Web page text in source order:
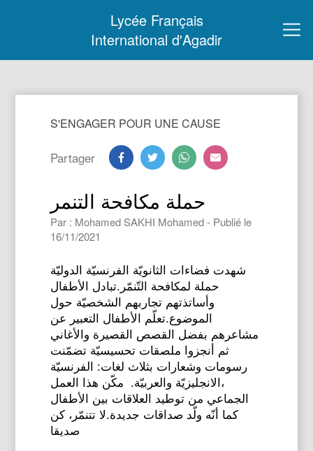
Lycée Français
International d'Agadir
S'ENGAGER POUR UNE CAUSE
Partager
حملة مكافحة التنمر
Par : Mohamed SAKHI Mohamed - Publié le
16/11/2021
شهدت فضاءات الثانويّة الفرنسيّة الدوليّة
حملة لمكافحة التّنمّر.تبادل الأطفال
وأساتذتهم تجاربهم الشخصيّة حول
الموضوع.تعلّم الأطفال التعبير عن
مشاعرهم بفضل القصص القصيرة والأغاني
ثم أنجزوا ملصقات تحسيسيّة تضمّنت
رسومات وشعارات بثلاث لغات: الفرنسيّة
،الانجليزيّة والعربيّة. مكّن هذا العمل
الجماعي من توطيد العلاقات بين الأطفال
كما أنّه ولّد صداقات جديدة.لا تتنمّر، كن
صديقا